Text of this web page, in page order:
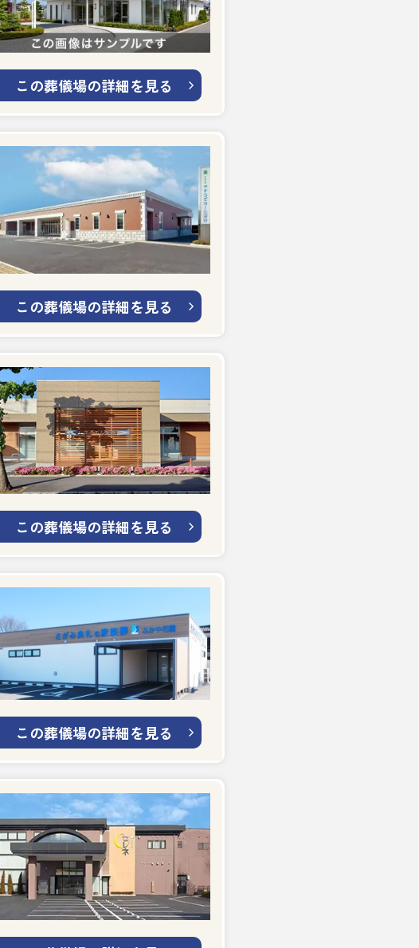
この葬儀場の詳細を見る
この葬儀場の詳細を見る
この葬儀場の詳細を見る
この葬儀場の詳細を見る